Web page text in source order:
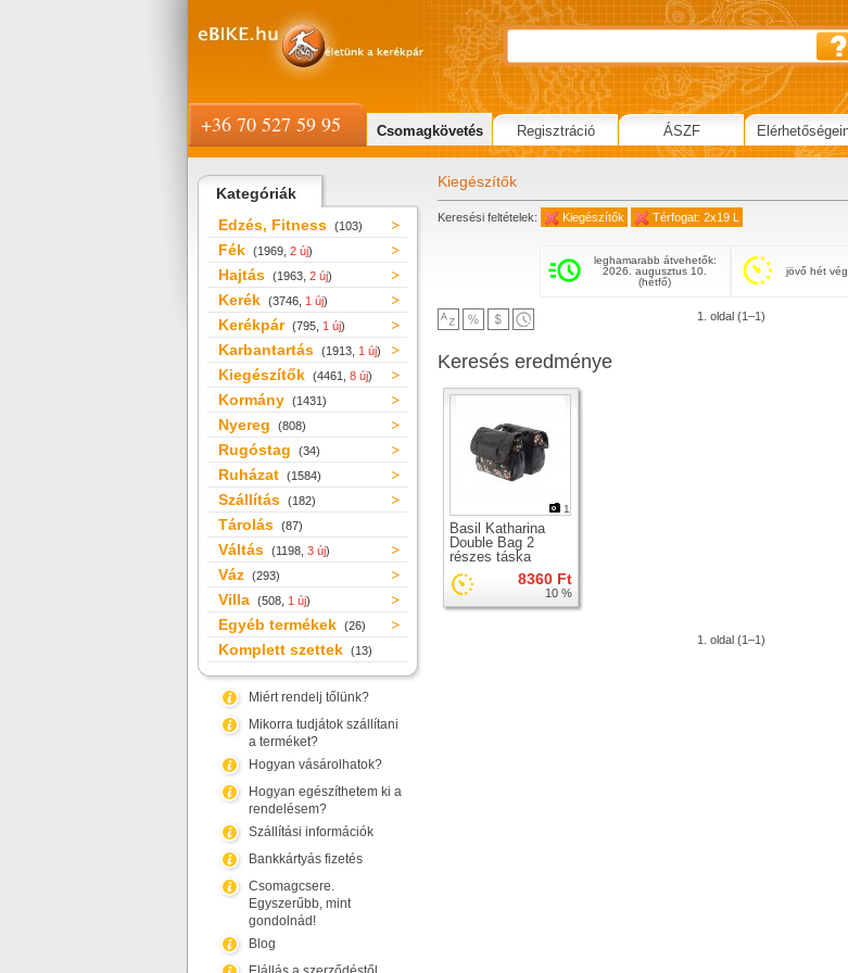
Kategóriák
Edzés, Fitness (103)
Fék (1969, 2 új)
Hajtás (1963, 2 új)
Kerék (3746, 1 új)
Kerékpár (795, 1 új)
Karbantartás (1913, 1 új)
Kiegészítők (4461, 8 új)
Kormány (1431)
Nyereg (808)
Rugóstag (34)
Ruházat (1584)
Szállítás (182)
Tárolás (87)
Váltás (1198, 3 új)
Váz (293)
Villa (508, 1 új)
Egyéb termékek (26)
Komplett szettek (13)
Miért rendelj tőlünk?
Mikorra tudjátok szállítani
a terméket?
Hogyan vásárolhatok?
Hogyan egészíthetem ki a
rendelésem?
Szállítási információk
Bankkártyás fizetés
Csomagcsere.
Egyszerűbb, mint
gondolnád!
Blog
Kiegészítők
Keresési feltételek: Kiegészítők Térfogat: 2x19 L
leghamarabb átvehetők:
2026. augusztus 10.
(hétfő)
jövő hét
1. oldal (1–1)
Keresés eredménye
1
Basil Katharina
Double Bag 2
részes táska
csomagtartóra8360 Ft
10 %
1. oldal (1–1)
+36 70 527 59 95 Csomagkövetés Regisztráció ÁSZF